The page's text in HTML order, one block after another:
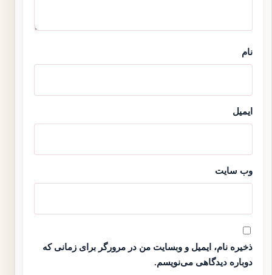
نام
ایمیل
وب‌ سایت
ذخیره نام، ایمیل و وبسایت من در مرورگر برای زمانی که
دوباره دیدگاهی می‌نویسم.